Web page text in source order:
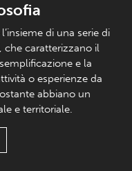
di una serie di
che caratterizzano il
e la
o esperienze da
abbiano un
e territoriale.